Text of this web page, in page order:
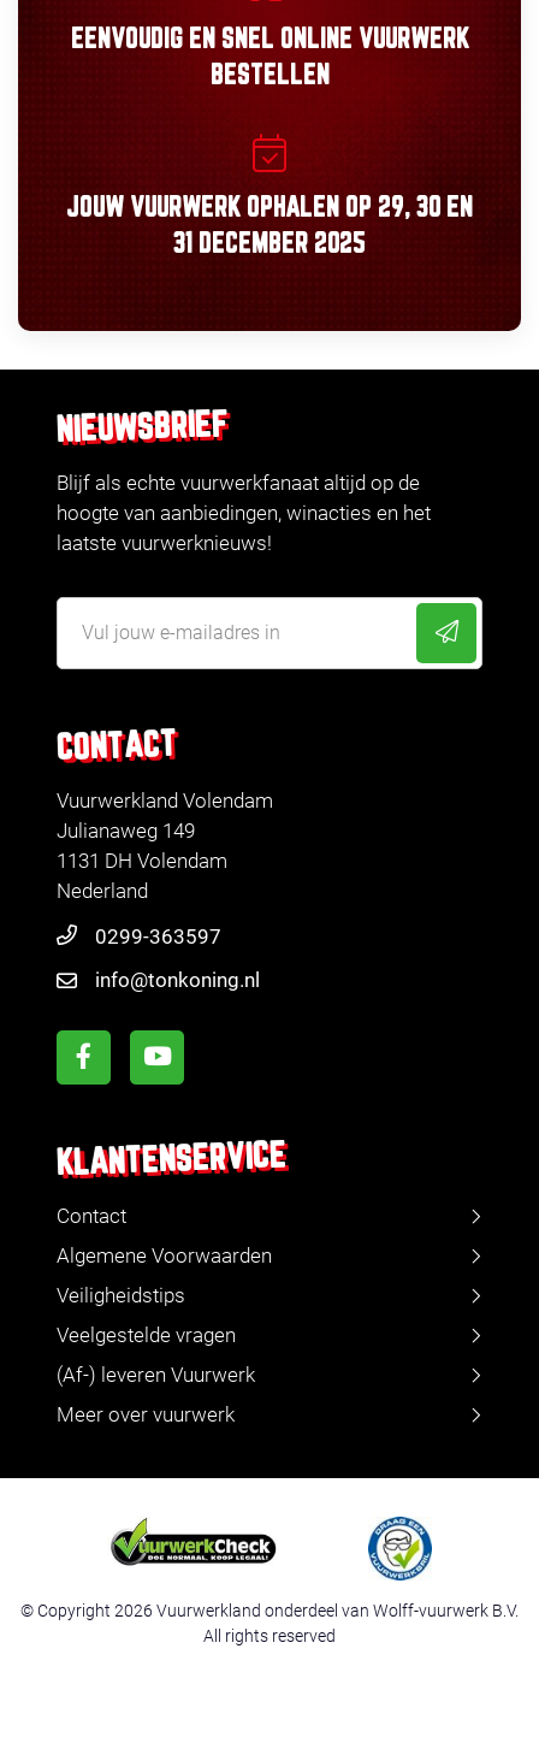
EENVOUDIGEN SNEL ONLINE VUURWERK
BESTELLEN
JOUW VUURWERK OPHALEN OP 29, 30 EN
31 DECEMBER 2025
CONTACT
Vuurwerkland Volendam
Julianaweg 149
1131 DH Volendam
Nederland
0299-363597
info@tonkoning.nl
KLANTENSERVICE
Contact
Algemene Voorwaarden
Veiligheidstips
Veelgestelde vragen
(Af-) leveren Vuurwerk
Meer over vuurwerk
NIEUWSBRIEF
Blijf als echte vuurwerkfanaat altijd op de
hoogte van aanbiedingen, winacties en het
laatste vuurwerknieuws!
© Copyright 2026 Vuurwerkland onderdeel van Wolff-vuurwerk B.V.
All rights reserved